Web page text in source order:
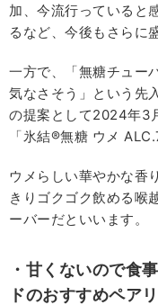
加、今流行っていると
るなど、今後もさらに
一方で、「無糖チュー
気なさそう」という先
の提案として2024年3
「氷結®無糖 ウメ
ウメらしい華やかな香
きりゴクゴク飲める喉
ーバーだといいます。
・甘くないので食
ドのおすすめペア